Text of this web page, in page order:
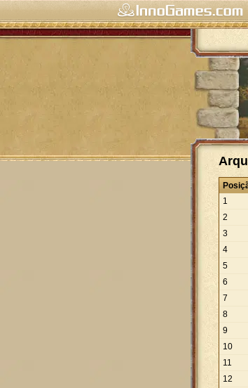
1
2
3
4
5
6
7
8
9
10
11
12